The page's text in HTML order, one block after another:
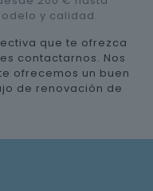
y calidad.
que te ofrezca
contactarnos. Nos
ofrecemos un buen
de renovación de